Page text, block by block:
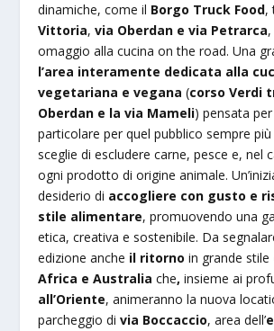
dinamiche, come il Borgo Truck Food,
Vittoria,via Oberdan e via Petrarca
omaggio alla cucina on the road. Una
l’area interamente dedicata alla
vegetariana e vegana (corso Verdi
Oberdan e la via Mameli) pensata
particolare per quel pubblico sempre
sceglie di escludere carne, pesce e, nel
ogni prodotto di origine animale.
desiderio di accogliere con gusto e
stile alimentare, promuovendo una
etica, creativa e sostenibile. Da
edizione anche il ritornoin grande stile
Africa e Australiache,insieme ai
all’Oriente, animeranno la nuova
parcheggio divia Boccaccio, area dell’